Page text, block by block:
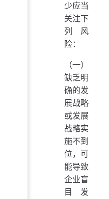
少应当
关注下
列风
险：
（一）
缺乏明
确的发
展战略
或发展
战略实
施不到
位，可
能导致
企业盲
目发